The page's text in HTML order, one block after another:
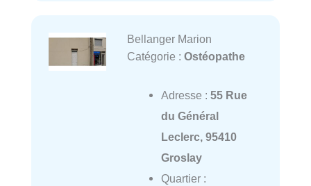
Bellanger Marion
Catégorie : Ostéopathe
Adresse : 55 Rue
du Général
Leclerc, 95410
Groslay
Quartier :